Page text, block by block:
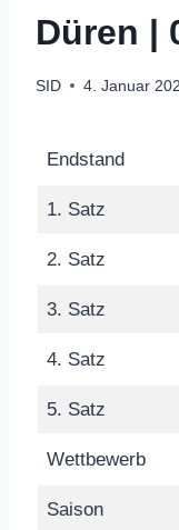
Düren |
SID 4. Januar
Endstand
1. Satz
2. Satz
3. Satz
4. Satz
5. Satz
Wettbewerb
Saison